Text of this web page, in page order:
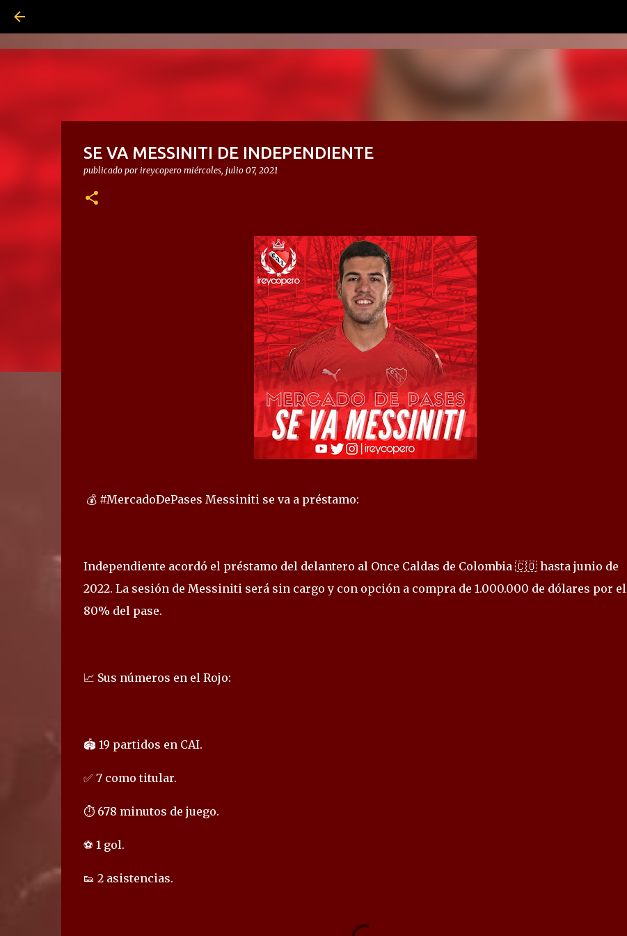
SE VA MESSINITI DE INDEPENDIENTE
publicado por ireycopero miércoles, julio 07, 2021
💰 #MercadoDePases Messiniti se va a préstamo:
Independiente acordó el préstamo del delantero al Once Caldas de Colombia 🇨🇴 hasta junio de
2022. La sesión de Messiniti será sin cargo y con opción a compra de 1.000.000 de dólares por el
80% del pase.
📈 Sus números en el Rojo:
🏟️ 19 partidos en CAI.
✅ 7 como titular.
⏱️ 678 minutos de juego.
⚽ 1 gol.
👟 2 asistencias.